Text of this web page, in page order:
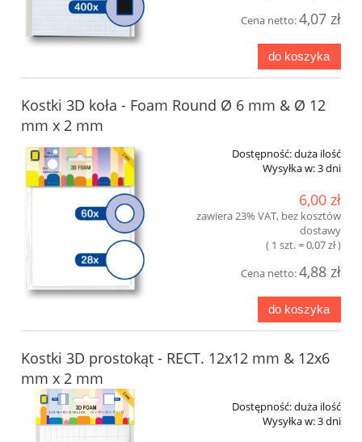
Cena netto:4,07 zł
do koszyka
Kostki 3D koła - Foam Round Ø 6 mm & Ø 12
mm x 2 mm
Dostępność:duża ilość
Wysyłka w:3 dni
6,00 zł
zawiera 23% VAT, bez kosztów
dostawy
( 1 szt. = 0,07 zł )
Cena netto:4,88 zł
do koszyka
Kostki 3D prostokąt - RECT. 12x12 mm & 12x6
mm x 2 mm
Dostępność:duża ilość
Wysyłka w:3 dni